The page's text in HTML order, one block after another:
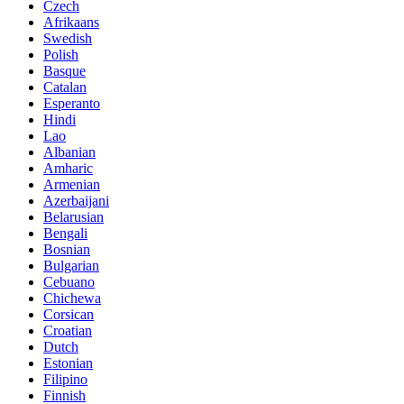
Czech
Afrikaans
Swedish
Polish
Basque
Catalan
Esperanto
Hindi
Lao
Albanian
Amharic
Armenian
Azerbaijani
Belarusian
Bengali
Bosnian
Bulgarian
Cebuano
Chichewa
Corsican
Croatian
Dutch
Estonian
Filipino
Finnish